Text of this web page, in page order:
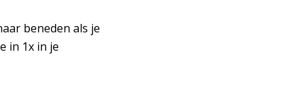
beneden als je
in 1x in je